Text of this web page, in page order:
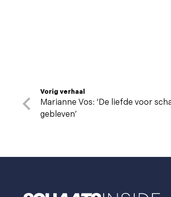
Vorig verhaal
Marianne Vos: ‘De liefde voor
gebleven’